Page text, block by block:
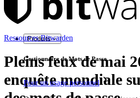
Produits
Gestionnaire de Mots de Passe
Pour un usage personnel
Ressources Bitwarden
Pleins feux de mai
enquête mondiale